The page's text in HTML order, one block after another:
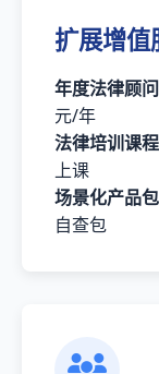
扩展增值
年度法律顾
元/年
法律培训课程
上课
场景化产品包
自查包